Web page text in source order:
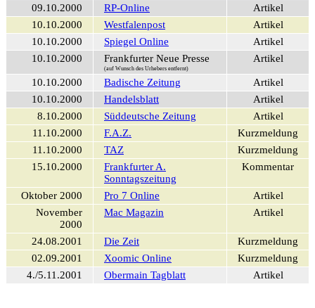
09.10.2000 RP-Online
Artikel
10.10.2000
Westfalenpost
Artikel
10.10.2000
Spiegel Online
Artikel
10.10.2000
Frankfurter Neue Presse
(auf Wunsch des Urhebers entfernt)
Artikel
10.10.2000 Badische Zeitung
Artikel
10.10.2000
Handelsblatt
Artikel
8.10.2000
Süddeutsche Zeitung
Artikel
11.10.2000
F.A.Z.
Kurzmeldung
11.10.2000
TAZ
Kurzmeldung
15.10.2000
Frankfurter A.
Sonntagszeitung
Kommentar
Oktober 2000 Pro 7 Online
Artikel
November
2000
Mac Magazin Artikel
24.08.2001 Die Zeit
Kurzmeldung
02.09.2001
Xoomic Online
Kurzmeldung
4./5.11.2001
Obermain Tagblatt Artikel